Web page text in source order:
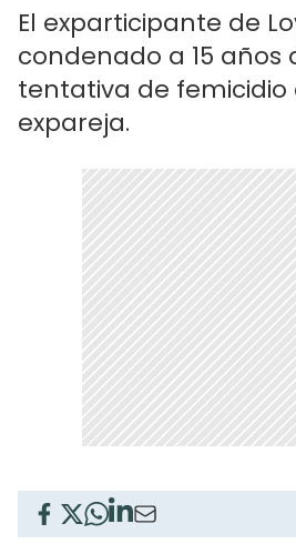
El exparticipante de
condenado a 15 años
tentativa de femicidio
expareja.